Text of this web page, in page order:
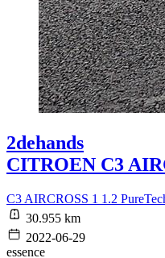
2dehands
CITROEN C3
C3 AIRCROSS 1 1.2
30.955 km
2022-06-29
essence